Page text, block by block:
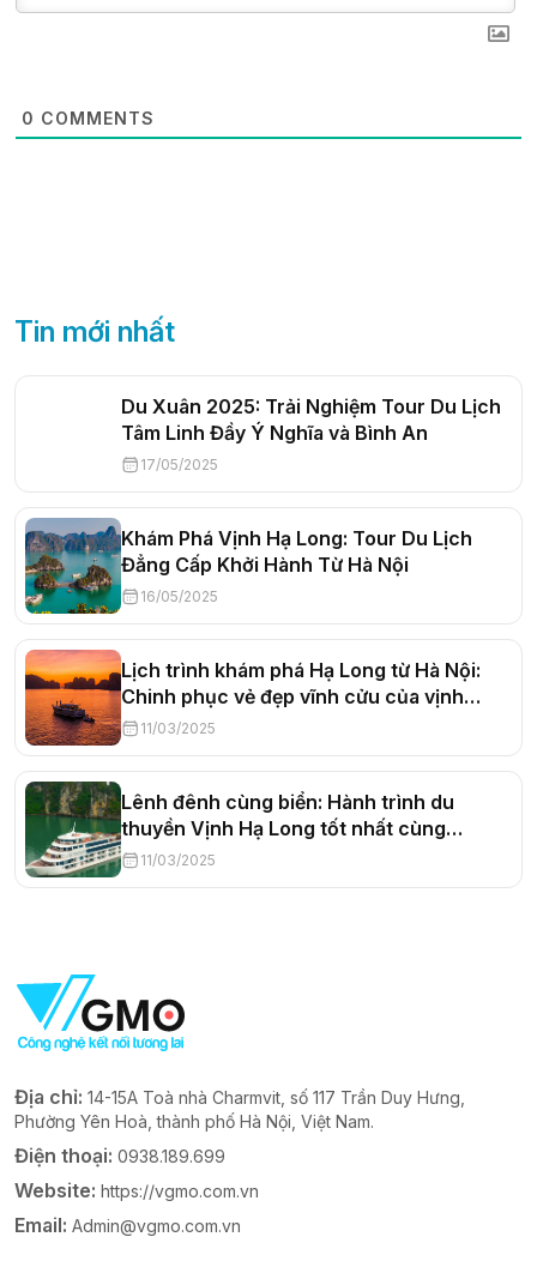
0 COMMENTS
Tin mới nhất
Du Xuân 2025: Trải Nghiệm Tour Du Lịch
Tâm Linh Đầy Ý Nghĩa và Bình An
17/05/2025
Khám Phá Vịnh Hạ Long: Tour Du Lịch
Đẳng Cấp Khởi Hành Từ Hà Nội
16/05/2025
Lịch trình khám phá Hạ Long từ Hà Nội:
Chinh phục vẻ đẹp vĩnh cửu của vịnh
xanh11/03/2025
Lênh đênh cùng biển: Hành trình du
thuyền Vịnh Hạ Long tốt nhất cùng
SmartTravel (Phần 2)
11/03/2025
Địa chỉ: 14-15A Toà nhà Charmvit, số 117 Trần Duy Hưng,
Phường Yên Hoà, thành phố Hà Nội, Việt Nam.
Điện thoại: 0938.189.699
Website: https://vgmo.com.vn
Email: Admin@vgmo.com.vn